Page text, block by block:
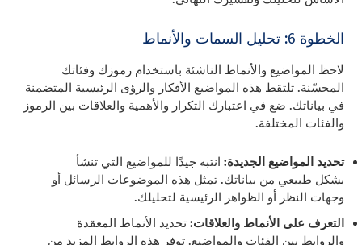
الخطوة 6: تحليل السمات والأنماط
لاحظ المواضيع والأنماط الناشئة باستخدام رموزك وفئاتك
المحسّنة. تلتقط هذه المواضيع الأفكار والرؤى الرئيسية المتضمنة
في بياناتك. ضع في اعتبارك التكرار والأهمية والعلاقات بين الرموز
والفئات المختلفة.
تحديد المواضيع الجديدة: انتبه جيدًا للمواضيع التي تنشأ
بشكل طبيعي من بياناتك. تمثل هذه الموضوعات الرسائل أو
وجهات النظر أو الظواهر الرئيسية لتحليلك.
التعرف على الأنماط والعلاقات: تحديد الأنماط المعقدة
والروابط بين الفئات والمواضيع. توفر هذه الروابط المزيد من